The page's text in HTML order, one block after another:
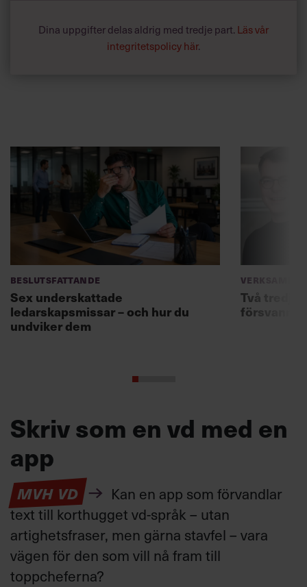
Dina uppgifter delas aldrig med tredje part. Läs vår
integritetspolicy här.
Beslutsfattande
Sex underskattade
ledarskapsmissar – och hur du
undviker dem
Två
försvann
Skriv som en vd med en
app
MVH VD
Kan en app som förvandlar
text till korthugget vd-språk – utan
artighetsfraser, men gärna stavfel – vara
vägen för den som vill nå fram till
toppcheferna?